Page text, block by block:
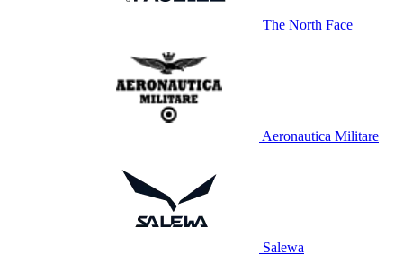
The North Face
Aeronautica Militare
Salewa